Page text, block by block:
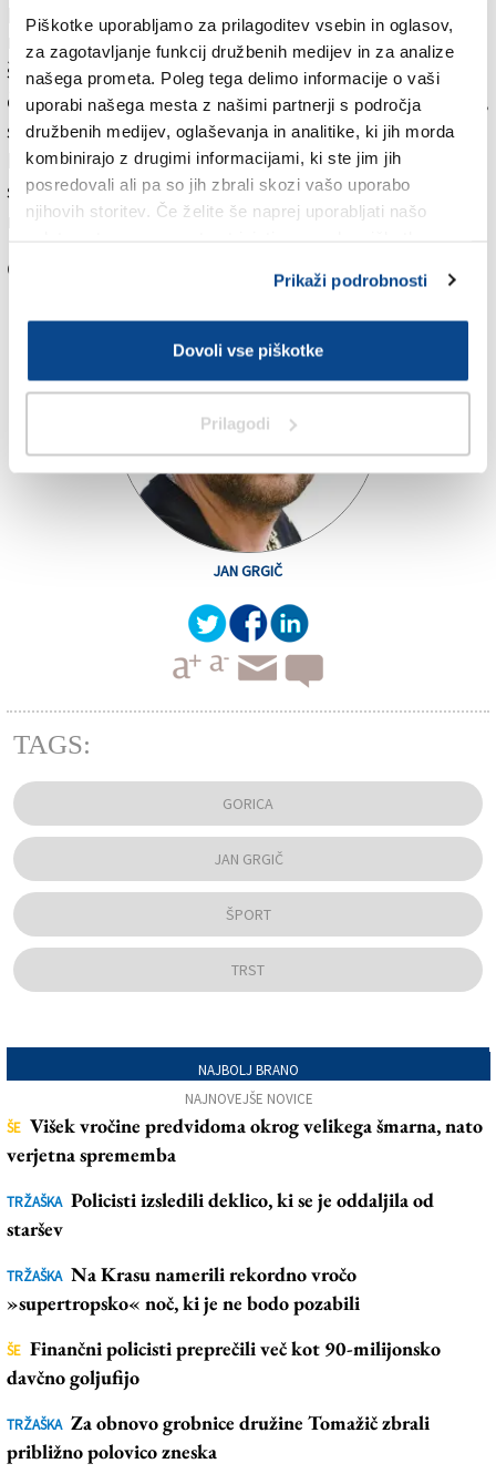
Piškotke uporabljamo za prilagoditev vsebin in oglasov,
za zagotavljanje funkcij družbenih medijev in za analize
našega prometa. Poleg tega delimo informacije o vaši
uporabi našega mesta z našimi partnerji s področja
družbenih medijev, oglaševanja in analitike, ki jih morda
kombinirajo z drugimi informacijami, ki ste jim jih
posredovali ali pa so jih zbrali skozi vašo uporabo
njihovih storitev. Če želite še naprej uporabljati našo
Prikaži podrobnosti
Dovoli vse piškotke
Prilagodi
nekajsezonski prekinitvi, najprej zaradi covidnih
športnih (ne)sezon in nato zaradi grafične prenove
časopisa ter zagotovitve ustrezne kadrovske zasedbe,
spet ugledala luč sveta novembra lani. Pomembno je
bilo, da smo znova spravili kolesje v pogon. Potrudili
se bomo, da bo Šport plus spet z vami jeseni, ko bo
nova sezona v polnem teku.
Če želite komentirati, morate biti registrirani
JAN GRGIČ
TAGS:
GORICA
JAN GRGIČ
ŠPORT
TRST
NAJBOLJ BRANO
NAJNOVEJŠE NOVICE
ŠE Višek vročine predvidoma okrog velikega šmarna, nato
verjetna sprememba
TRŽAŠKA Policisti izsledili deklico, ki se je oddaljila od
staršev
TRŽAŠKA Na Krasu namerili rekordno vročo
»supertropsko« noč, ki je ne bodo pozabili
ŠE Finančni policisti preprečili več kot 90-milijonsko
davčno goljufijo
TRŽAŠKA Za obnovo grobnice družine Tomažič zbrali
približno polovico zneska